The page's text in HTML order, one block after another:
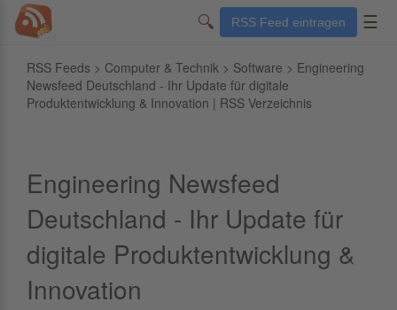
🔍 RSS Feed eintragen ☰
RSS Feeds > Computer & Technik > Software > Engineering
Newsfeed Deutschland - Ihr Update für digitale
Produktentwicklung & Innovation | RSS Verzeichnis
Engineering Newsfeed
Deutschland - Ihr Update für
digitale Produktentwicklung &
Innovation